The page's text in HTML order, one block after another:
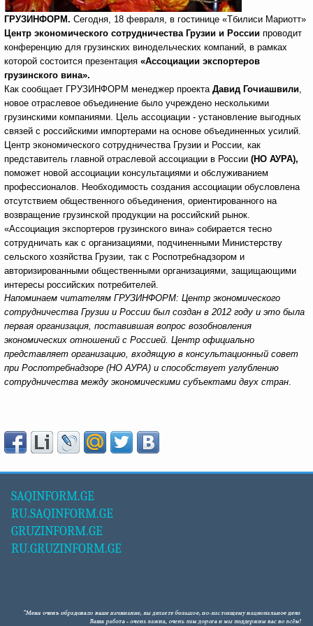
ГРУЗИНФОРМ. Сегодня, 18 февраля, в гостинице «Тбилиси Мариотт»
Центр экономического сотрудничества Грузии и России проводит
конференцию для грузинских винодельческих компаний, в рамках
которой состоится презентация «Ассоциации экспортеров
грузинского вина».
Как сообщает ГРУЗИНФОРМ менеджер проекта Давид Гочиашвили,
новое отраслевое объединение было учреждено несколькими
грузинскими компаниями. Цель ассоциации - установление выгодных
связей с российскими импортерами на основе объединенных усилий.
Центр экономического сотрудничества Грузии и России, как
представитель главной отраслевой ассоциации в России (НО АУРА),
поможет новой ассоциации консультациями и обслуживанием
профессионалов. Необходимость создания ассоциации обусловлена
отсутствием общественного объединения, ориентированного на
возвращение грузинской продукции на российский рынок.
«Ассоциация экспортеров грузинского вина» собирается тесно
сотрудничать как с организациями, подчиненными Министерству
сельского хозяйства Грузии, так с Роспотребнадзором и
авторизированными общественными организациями, защищающими
интересы российских потребителей.
Напоминаем читателям ГРУЗИНФОРМ: Центр экономического
сотрудничества Грузии и России был создан в 2012 году и это была
первая организация, поставившая вопрос возобновления
экономических отношений с Россией. Центр официально
представляет организацию, входящую в консультационный совет
при Роспотребнадзоре (НО АУРА) и способствует углублению
сотрудничества между экономическими субъектами двух стран.
SAQINFORM.GE
RU.SAQINFORM.GE
GRUZINFORM.GE
RU.GRUZINFORM.GE